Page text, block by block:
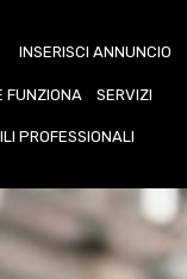
INSERISCI ANNUNCIO
FUNZIONA SERVIZI
PROFESSIONALI